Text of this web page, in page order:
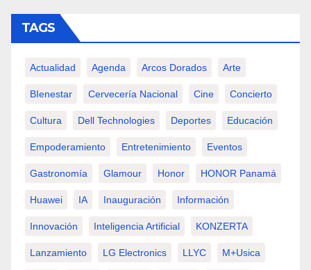
TAGS
Actualidad Agenda Arcos Dorados Arte
BIenestar Cervecería Nacional Cine Concierto
Cultura Dell Technologies Deportes Educación
Empoderamiento Entretenimiento Eventos
Gastronomía Glamour Honor HONOR Panamá
Huawei IA Inauguración Información
Innovación Inteligencia Artificial KONZERTA
Lanzamiento LG Electronics LLYC M+usica